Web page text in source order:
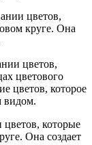
цветов,
круге. Она
цветов,
цветового
цветов, которое
видом.
цветов, которые
Она создает